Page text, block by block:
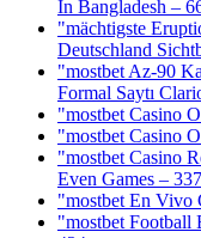
In Bangladesh –
"mächtigste
Deutschland
"mostbet Az-90
Formal Saytı
"mostbet Casino
"mostbet Casino
"mostbet Casino
Even Games – 337
"mostbet En Vivo
"mostbet Football